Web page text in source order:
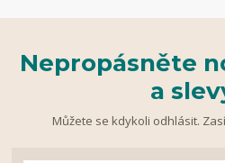
Nepropásněte
a
Můžete se kdykoli odhlásit.